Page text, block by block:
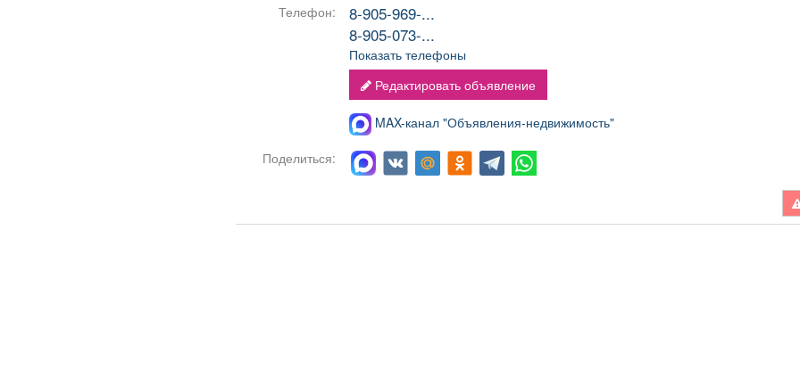
Телефон:
8-905-969-...
8-905-073-...
Показать телефоны
Редактировать объявление
MAX-канал "Объявления-недвижимость"
Поделиться: